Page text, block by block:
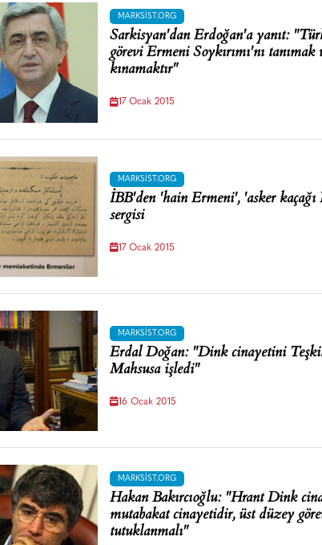
MARKSIST.ORG
Sarkisyan'dan Erdoğan'a yanıt:
görevi Ermeni Soykırımı'nı tanımak
kınamaktır"
17 Ocak 2015
MARKSIST.ORG
İBB'den 'hain Ermeni', 'asker
sergisi
17 Ocak 2015
MARKSIST.ORG
Erdal Doğan: "Dink cinayetini
Mahsusa işledi"
16 Ocak 2015
MARKSIST.ORG
Hakan Bakırcıoğlu: "Hrant Dink
mutabakat cinayetidir, üst düzey
tutuklanmalı"